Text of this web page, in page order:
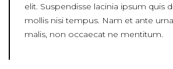
elit. Suspendisse lacinia ipsum quis
mollis nisi tempus. Nam et ante
malis, non occaecat ne mentitum.